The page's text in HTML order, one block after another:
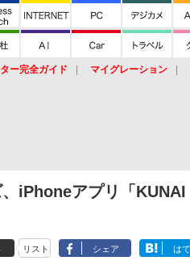
ー完全ガイド マイグレーション
iPhoneアプリ「
リスト シェア は